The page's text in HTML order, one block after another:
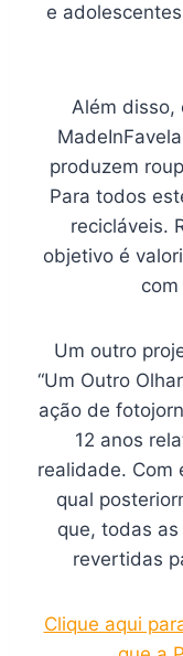
e
Além disso,
produzem
Para todos
recicláveis.
objetivo é
Um outro
“Um Outro
ação de
12 anos
realidade. Com
qual
que, todas
revertidas
Clique aqui